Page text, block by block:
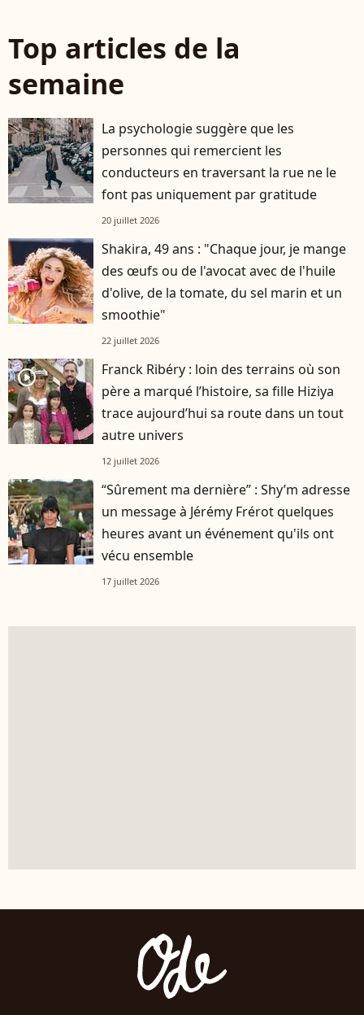
Top articles de la
semaine
La psychologie suggère que les
personnes qui remercient les
conducteurs en traversant la rue ne le
font pas uniquement par gratitude
20 juillet 2026
Shakira, 49 ans : "Chaque jour, je mange
des œufs ou de l'avocat avec de l'huile
d'olive, de la tomate, du sel marin et un
smoothie"
22 juillet 2026
player2
Franck Ribéry : loin des terrains où son
père a marqué l’histoire, sa fille Hiziya
trace aujourd’hui sa route dans un tout
autre univers
12 juillet 2026
“Sûrement ma dernière” : Shy’m adresse
un message à Jérémy Frérot quelques
heures avant un événement qu'ils ont
vécu ensemble
17 juillet 2026